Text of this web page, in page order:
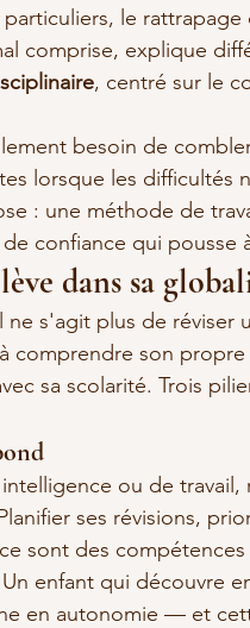
le rattrapage
comprise, explique
, centré sur le
besoin de
lorsque les difficultés
: une méthode de
confiance qui pousse
dans sa
s'agit plus de réviser
comprendre son propre
sa scolarité. Trois
ou de travail,
ses révisions,
sont des
enfant qui découvre
en autonomie — et